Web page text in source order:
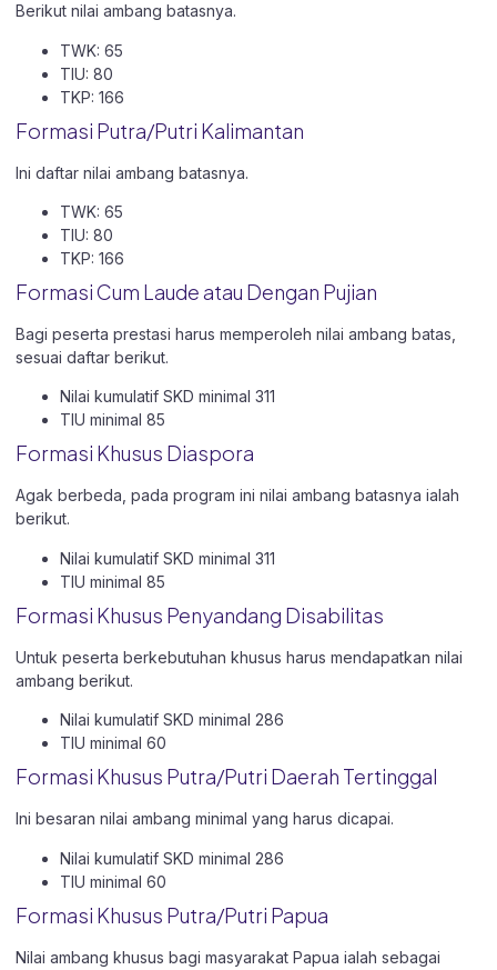
Berikut nilai ambang batasnya.
TWK: 65
TIU: 80
TKP: 166
Formasi Putra/Putri Kalimantan
Ini daftar nilai ambang batasnya.
TWK: 65
TIU: 80
TKP: 166
Formasi Cum Laude atau Dengan Pujian
Bagi peserta prestasi harus memperoleh nilai ambang batas,
sesuai daftar berikut.
Nilai kumulatif SKD minimal 311
TIU minimal 85
Formasi Khusus Diaspora
Agak berbeda, pada program ini nilai ambang batasnya ialah
berikut.
Nilai kumulatif SKD minimal 311
TIU minimal 85
Formasi Khusus Penyandang Disabilitas
Untuk peserta berkebutuhan khusus harus mendapatkan nilai
ambang berikut.
Nilai kumulatif SKD minimal 286
TIU minimal 60
Formasi Khusus Putra/Putri Daerah Tertinggal
Ini besaran nilai ambang minimal yang harus dicapai.
Nilai kumulatif SKD minimal 286
TIU minimal 60
Formasi Khusus Putra/Putri Papua
Nilai ambang khusus bagi masyarakat Papua ialah sebagai